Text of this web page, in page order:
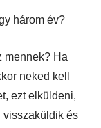
három év?
mennek? Ha
neked kell
ezt elküldeni,
visszaküldik és